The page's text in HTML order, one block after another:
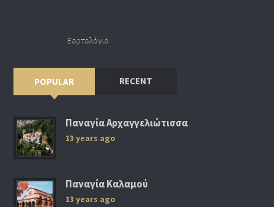
Εορτολόγιο
POPULAR RECENT
Παναγία Αρχαγγελιώτισσα
13 years ago
Παναγία Καλαμού
13 years ago